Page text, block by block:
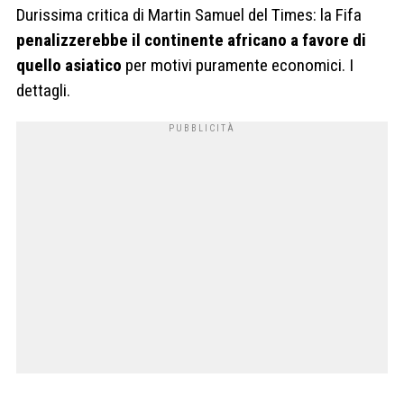
Durissima critica di Martin Samuel del Times: la Fifa
penalizzerebbe il continente africano a favore di
quello asiatico per motivi puramente economici. I
dettagli.